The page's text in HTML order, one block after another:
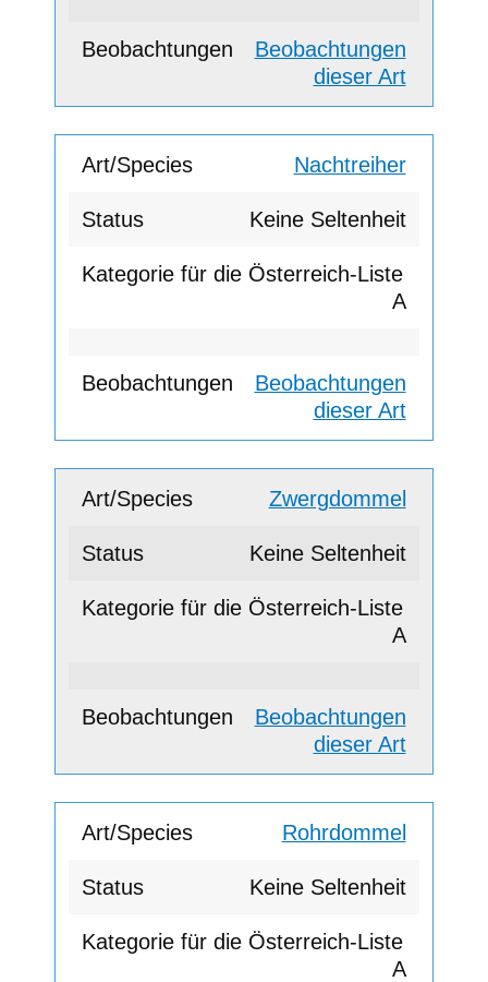
Beobachtungen
dieser Art
Nachtreiher
Keine Seltenheit
A
Beobachtungen
dieser Art
Zwergdommel
Keine Seltenheit
A
Beobachtungen
dieser Art
Rohrdommel
Keine Seltenheit
A